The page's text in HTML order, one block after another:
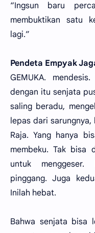
“Ingsun baru
membuktikan satu
lagi.”
Pendeta Empyak
GEMUKA.
dengan itu senjata
saling beradu,
lepas dari
Raja. Yang hanya
membeku. Tak bisa
untuk menggeser.
pinggang. Juga
Inilah hebat.
Bahwa senjata bisa